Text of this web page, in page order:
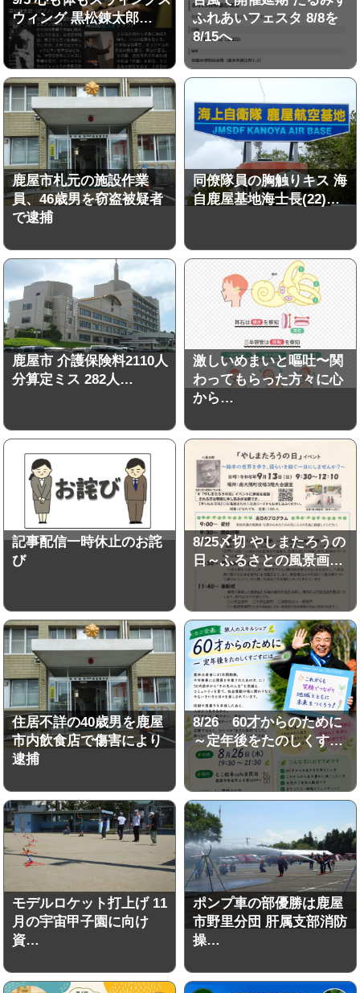
ウィング 黒松錬太郎…
ふれあいフェスタ 8/8を
8/15へ
鹿屋市札元の施設作業
員、46歳男を窃盗被疑者
で逮捕
同僚隊員の胸触りキス 海
自鹿屋基地海士長(22)…
鹿屋市 介護保険料2110人
分算定ミス 282人…
激しいめまいと嘔吐〜関
わってもらった方々に心
から…
記事配信一時休止のお詫
び
8/25〆切 やしまたろうの
日～ふるさとの風景画…
住居不詳の40歳男を鹿屋
市内飲食店で傷害により
逮捕
8/26 60才からのために
～定年後をたのしくす…
モデルロケット打上げ 11
月の宇宙甲子園に向け
資…
ポンプ車の部優勝は鹿屋
市野里分団 肝属支部消防
操…